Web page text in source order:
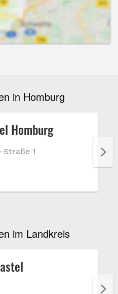
in Homburg
Homburg
1
im Landkreis